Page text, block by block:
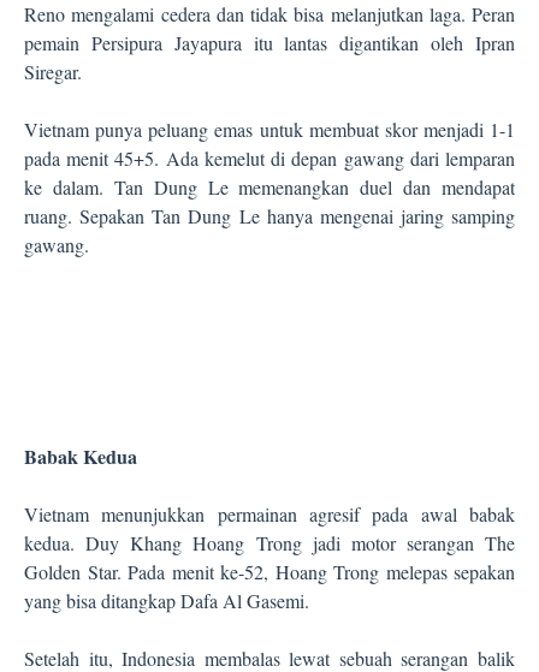
Reno mengalami cedera dan tidak bisa melanjutkan laga. Peran
pemain Persipura Jayapura itu lantas digantikan oleh Ipran
Siregar.
Vietnam punya peluang emas untuk membuat skor menjadi 1-1
pada menit 45+5. Ada kemelut di depan gawang dari lemparan
ke dalam. Tan Dung Le memenangkan duel dan mendapat
ruang. Sepakan Tan Dung Le hanya mengenai jaring samping
gawang.
Babak Kedua
Vietnam menunjukkan permainan agresif pada awal babak
kedua. Duy Khang Hoang Trong jadi motor serangan The
Golden Star. Pada menit ke-52, Hoang Trong melepas sepakan
yang bisa ditangkap Dafa Al Gasemi.
Setelah itu, Indonesia membalas lewat sebuah serangan balik